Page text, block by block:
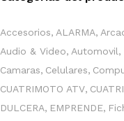
Accesorios ALARMA
Audio & Video Automovil
Camaras Celulares
CUATRIMOTO ATV
DULCERA EMPRENDE